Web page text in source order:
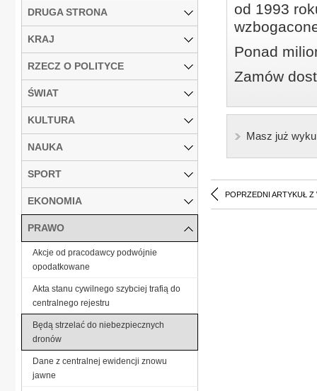
od 1993
Ponad
Zamów
Masz już
POPRZEDNI ARTYKUŁ Z
DRUGA STRONA
KRAJ
RZECZ O POLITYCE
ŚWIAT
KULTURA
NAUKA
SPORT
EKONOMIA
PRAWO
Akcje od pracodawcy podwójnie
opodatkowane
Akta stanu cywilnego szybciej trafią do
centralnego rejestru
Będą strzelać do niebezpiecznych
dronów
Dane z centralnej ewidencji znowu
jawne